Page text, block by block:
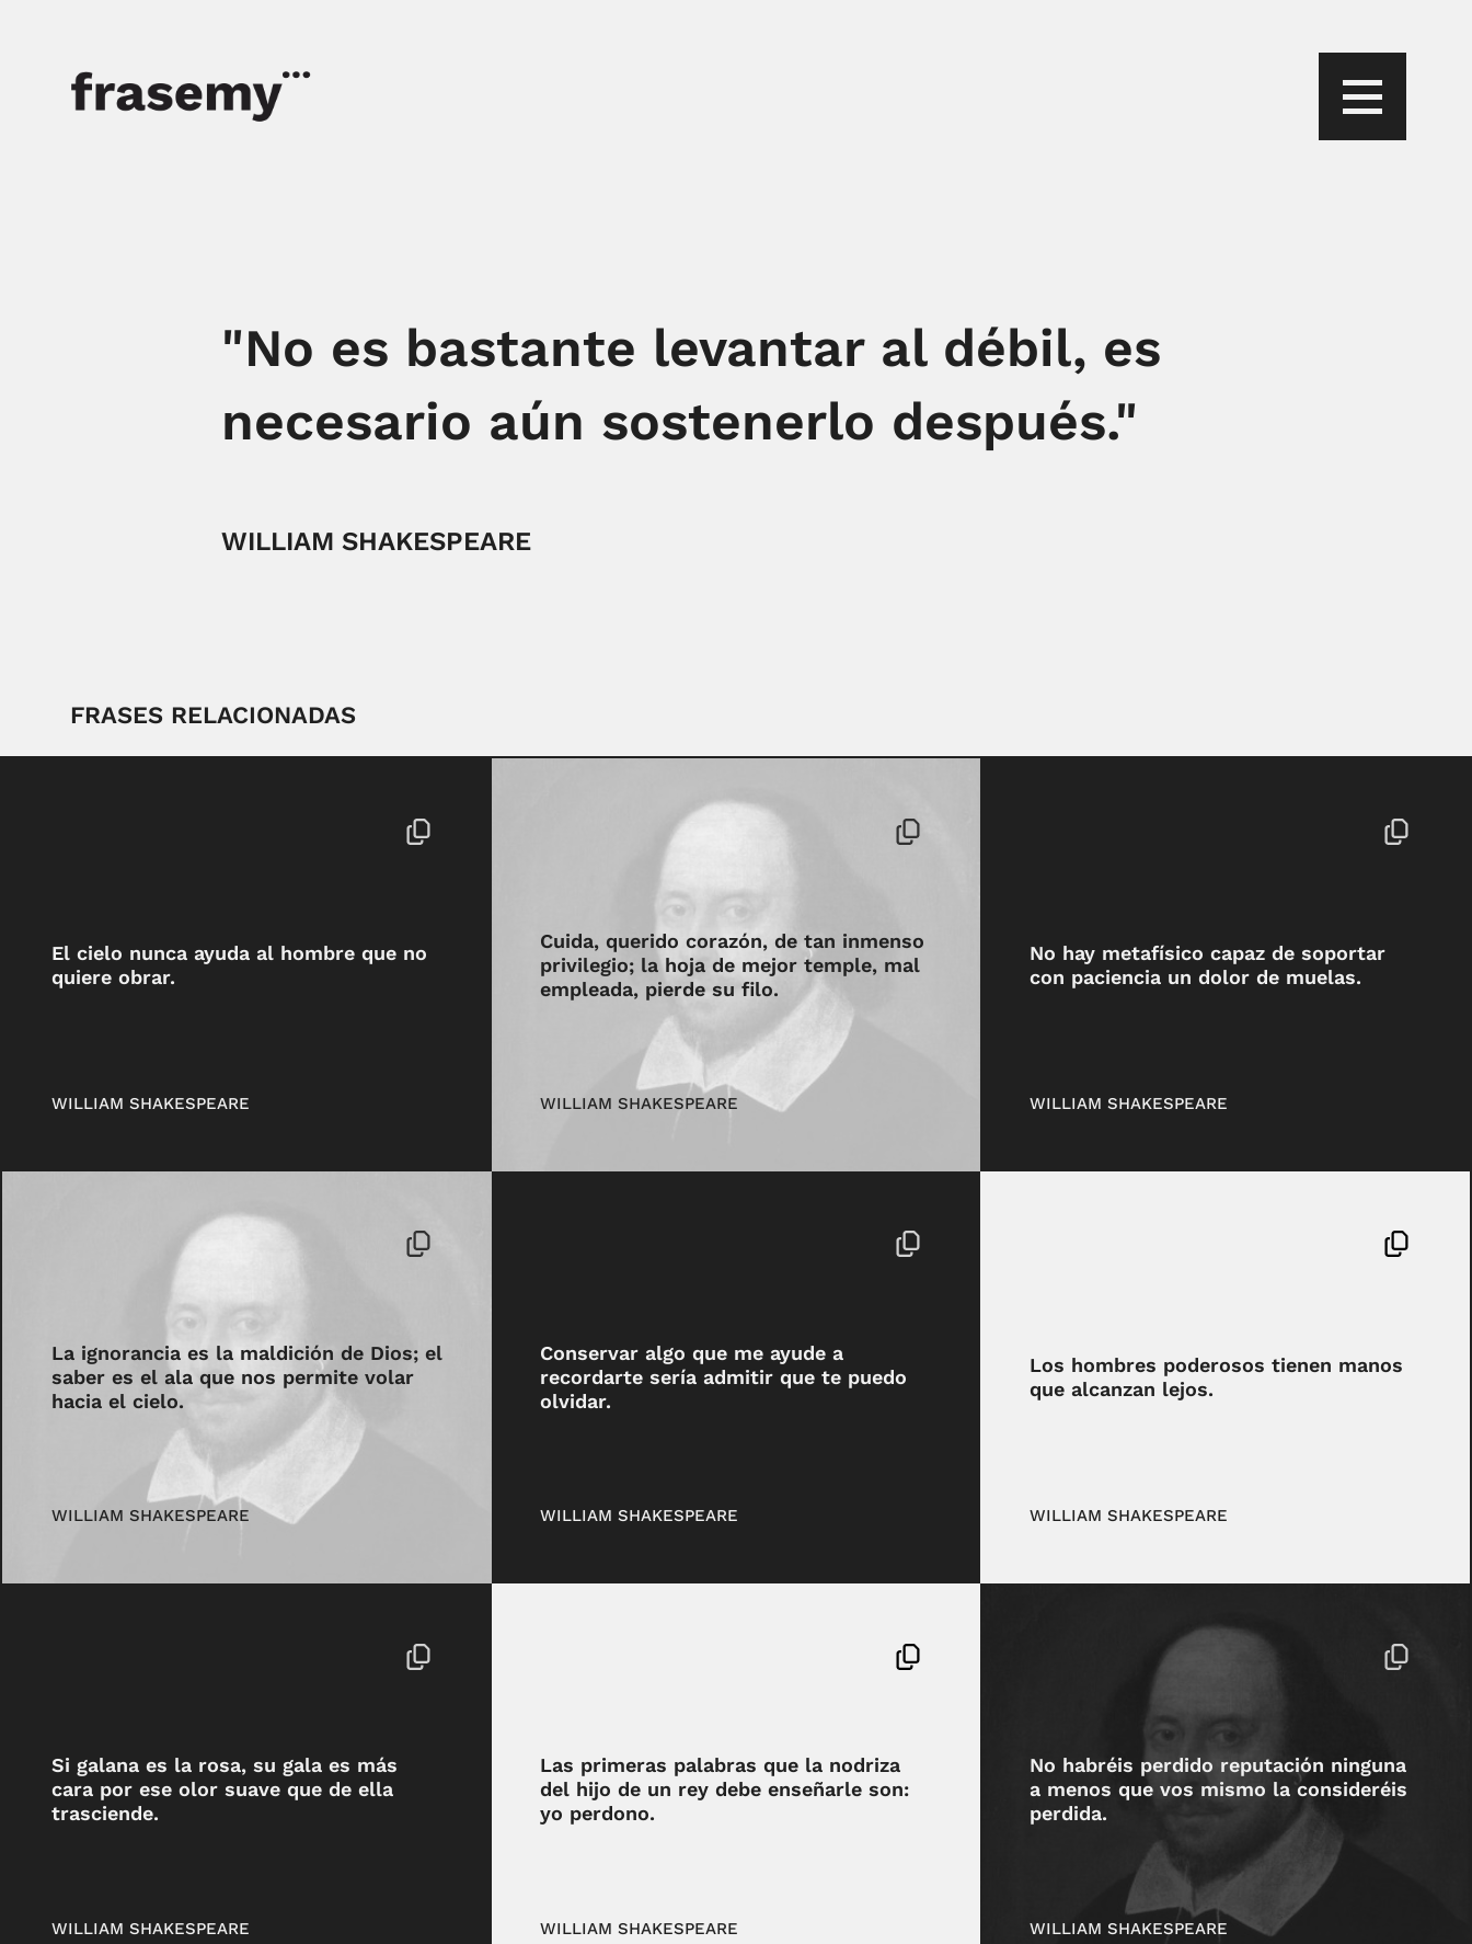
"No es bastante levantar al débil, es
necesario aún sostenerlo después."
WILLIAM SHAKESPEARE
FRASES RELACIONADAS
El cielo nunca ayuda al hombre que no
quiere obrar.
WILLIAM SHAKESPEARE
Cuida, querido corazón, de tan inmenso
privilegio; la hoja de mejor temple, mal
empleada, pierde su filo.
WILLIAM SHAKESPEARE
No hay metafísico capaz de soportar
con paciencia un dolor de muelas.
WILLIAM SHAKESPEARE
La ignorancia es la maldición de Dios; el
saber es el ala que nos permite volar
hacia el cielo.
WILLIAM SHAKESPEARE
Conservar algo que me ayude a
recordarte sería admitir que te puedo
olvidar.
WILLIAM SHAKESPEARE
Los hombres poderosos tienen manos
que alcanzan lejos.
WILLIAM SHAKESPEARE
Si galana es la rosa, su gala es más
cara por ese olor suave que de ella
trasciende.
WILLIAM SHAKESPEARE
Las primeras palabras que la nodriza
del hijo de un rey debe enseñarle son:
yo perdono.
WILLIAM SHAKESPEARE
No habréis perdido reputación ninguna
a menos que vos mismo la consideréis
perdida.
WILLIAM SHAKESPEARE